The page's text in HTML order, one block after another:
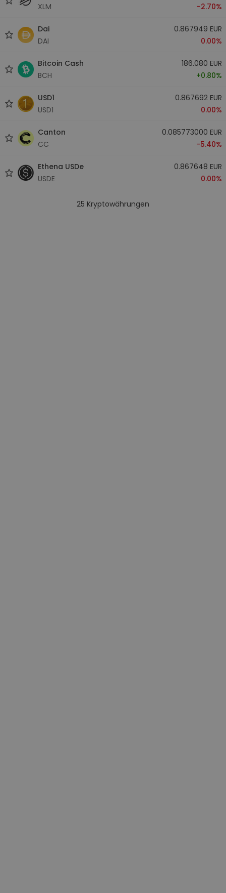
XLM
-2.70%
Dai
DAI
0.867949 EUR
0.00%
Bitcoin Cash
BCH
186.080 EUR
+0.80%
USD1
USD1
0.867692 EUR
0.00%
Canton
CC
0.085773000 EUR
-5.40%
Ethena USDe
USDE
0.867648 EUR
0.00%
25 Kryptowährungen